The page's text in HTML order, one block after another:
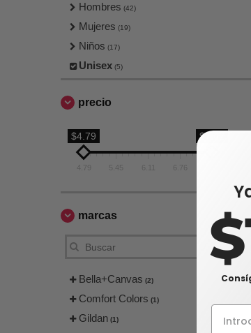
Hombres (42)
Mujeres (19)
Niños (17)
Unisex (5)
precio
$4.79 $7.42
4.79 5.45
marcas
Bella+Canvas (2)
Comfort Colors (1)
Gildan (1)